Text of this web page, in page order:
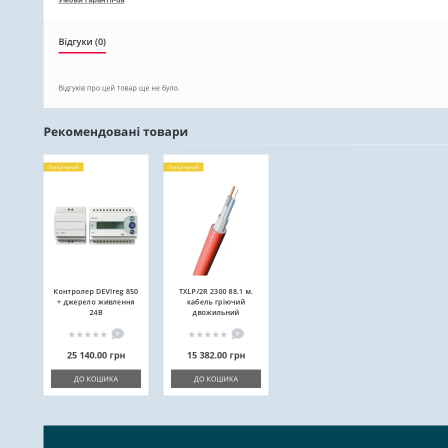
Відгуки (0)
Відгуків про цей товар ще не було.
Рекомендовані товари
Популярний
Контролер DEVIreg 850
+ джерело живлення
24В
0
25 140.00 грн
ДО КОШИКА
Популярний
TXLP/2R 2300 88.1 м.
кабель гріючий
двожильний
0
15 382.00 грн
ДО КОШИКА